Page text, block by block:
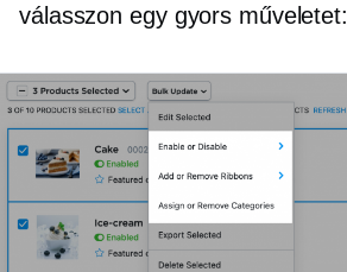
válasszon egy gyors műveletet: